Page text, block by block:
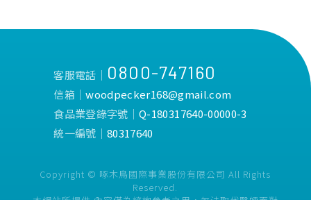
客服電話│ 0800-747160
信箱│woodpecker168@gmail.com
食品業登錄字號│Q-180317640-00000-3
統一編號│80317640
Copyright © 啄木鳥國際事業股份有限公司 All Rights
Reserved.